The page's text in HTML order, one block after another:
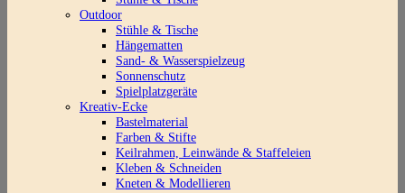
Outdoor
Stühle & Tische
Hängematten
Sand- & Wasserspielzeug
Sonnenschutz
Spielplatzgeräte
Kreativ-Ecke
Bastelmaterial
Farben & Stifte
Keilrahmen, Leinwände & Staffeleien
Kleben & Schneiden
Kneten & Modellieren